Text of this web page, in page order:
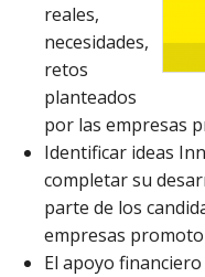
reales,
necesidades,
retos
planteados
por las empresas
Identificar ideas
completar su
parte de los
empresas
El apoyo